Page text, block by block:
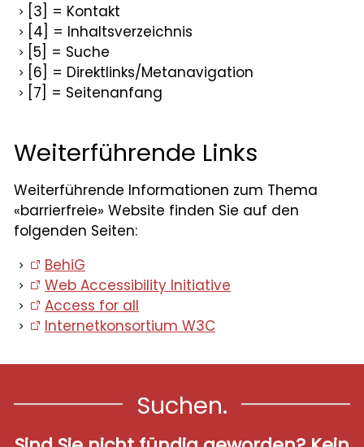
[3] = Kontakt
[4] = Inhaltsverzeichnis
[5] = Suche
[6] = Direktlinks/Metanavigation
[7] = Seitenanfang
Weiterführende Links
Weiterführende Informationen zum Thema
«barrierfreie» Website finden Sie auf den
folgenden Seiten:
BehiG
Web Accessibility Initiative
Access for all
Internetkonsortium W3C
Suchen.